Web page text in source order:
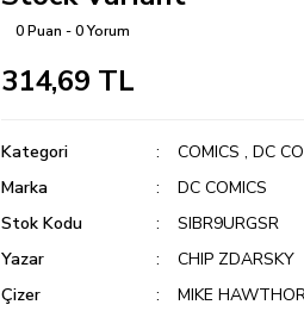
0 Puan - 0 Yorum
314,69 TL
Kategori COMICS , DC
Marka
DC COMICS
Stok Kodu
SIBR9URGSR
Yazar
CHIP ZDARSKY
Çizer
MIKE